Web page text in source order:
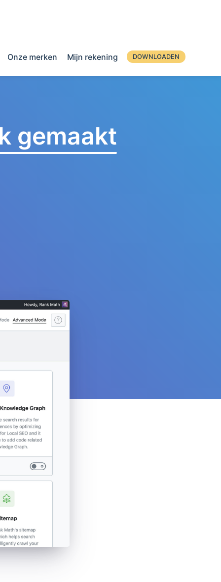
Onze merken Mijn rekening DOWNLOADEN
gemaakt